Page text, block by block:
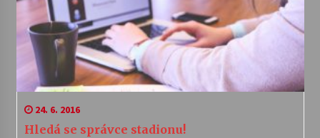
24. 6. 2016
Hledá se správce stadionu!